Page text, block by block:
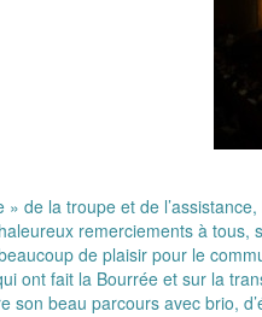
de la troupe et de
remerciements à tous,
de plaisir pour le
ont fait la Bourrée et sur la
son beau parcours avec brio,